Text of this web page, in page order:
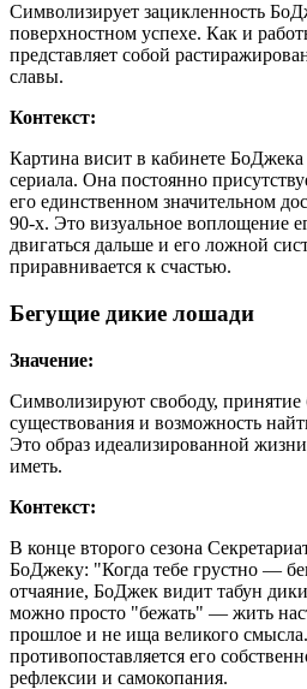
Символизирует зацикленность
поверхностном успехе. Как и
представляет собой
славы.
Контекст:
Картина висит в кабинете
сериала. Она постоянно
его единственном значительном
90-х. Это визуальное воплощение
двигаться дальше и его ложной
приравнивается к счастью.
Бегущие дикие лошади
Значение:
Символизируют свободу, принятие
существования и возможность
Это образ идеализированной
иметь.
Контекст:
В конце второго сезона
БоДжеку: "Когда тебе грустно —
отчаяние, БоДжек видит табун
можно просто "бежать" — жить
прошлое и не ища великого
противопоставляется его
рефлексии и самокопания.